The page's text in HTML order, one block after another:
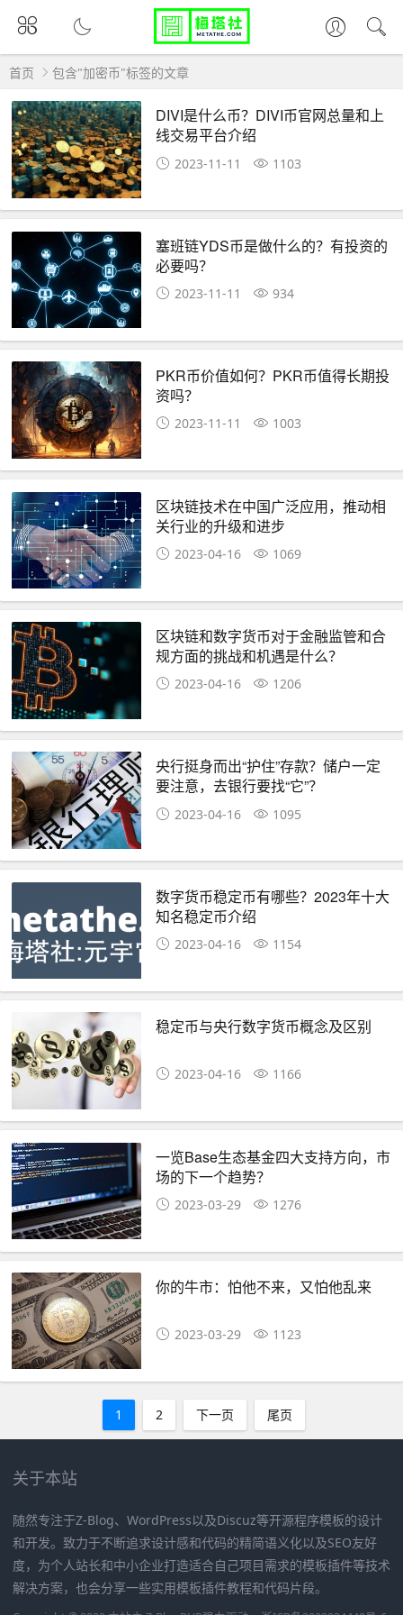
首页 包含"加密币"标签的文章
DIVI是什么币？DIVI币官网总量和上
线交易平台介绍
2023-11-11 1103
塞班链YDS币是做什么的？有投资的
必要吗？
2023-11-11 934
PKR币价值如何？PKR币值得长期投
资吗？
2023-11-11 1003
区块链技术在中国广泛应用，推动相
关行业的升级和进步
2023-04-16 1069
区块链和数字货币对于金融监管和合
规方面的挑战和机遇是什么？
2023-04-16 1206
央行挺身而出“护住”存款？储户一定
要注意，去银行要找“它”？
2023-04-16 1095
数字货币稳定币有哪些？2023年十大
知名稳定币介绍
2023-04-16 1154
稳定币与央行数字货币概念及区别
2023-04-16 1166
一览Base生态基金四大支持方向，市
场的下一个趋势？
2023-03-29 1276
你的牛市：怕他不来，又怕他乱来
2023-03-29 1123
1 2 下一页 尾页
关于本站
随然专注于Z-Blog、WordPress以及Discuz等开源程序模板的设计
和开发。致力于不断追求设计感和代码的精简语义化以及SEO友好
度，为个人站长和中小企业打造适合自己项目需求的模板插件等技术
解决方案，也会分享一些实用模板插件教程和代码片段。